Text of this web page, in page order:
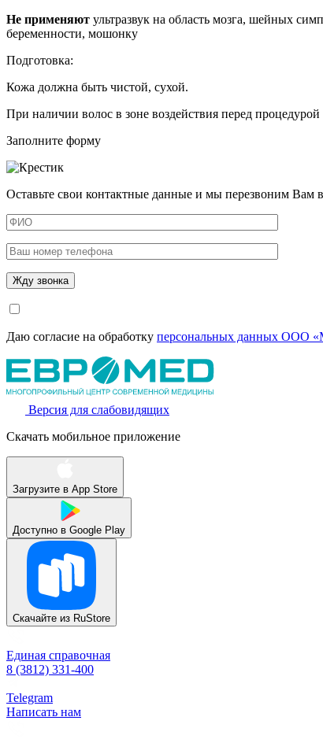
Не применяют ультразвук на область мозга, шейных
беременности, мошонку
Подготовка:
Кожа должна быть чистой, сухой.
При наличии волос в зоне воздействия перед
Заполните форму
Оставьте свои контактные данные и мы перезвоним Вам
Даю согласие на обработку персональных данных ООО
Версия для слабовидящих
Скачать мобильное приложение
Загрузите в App Store
Доступно в Google Play
Скачайте из RuStore
Единая справочная
8 (3812) 331-400
Telegram
Написать нам